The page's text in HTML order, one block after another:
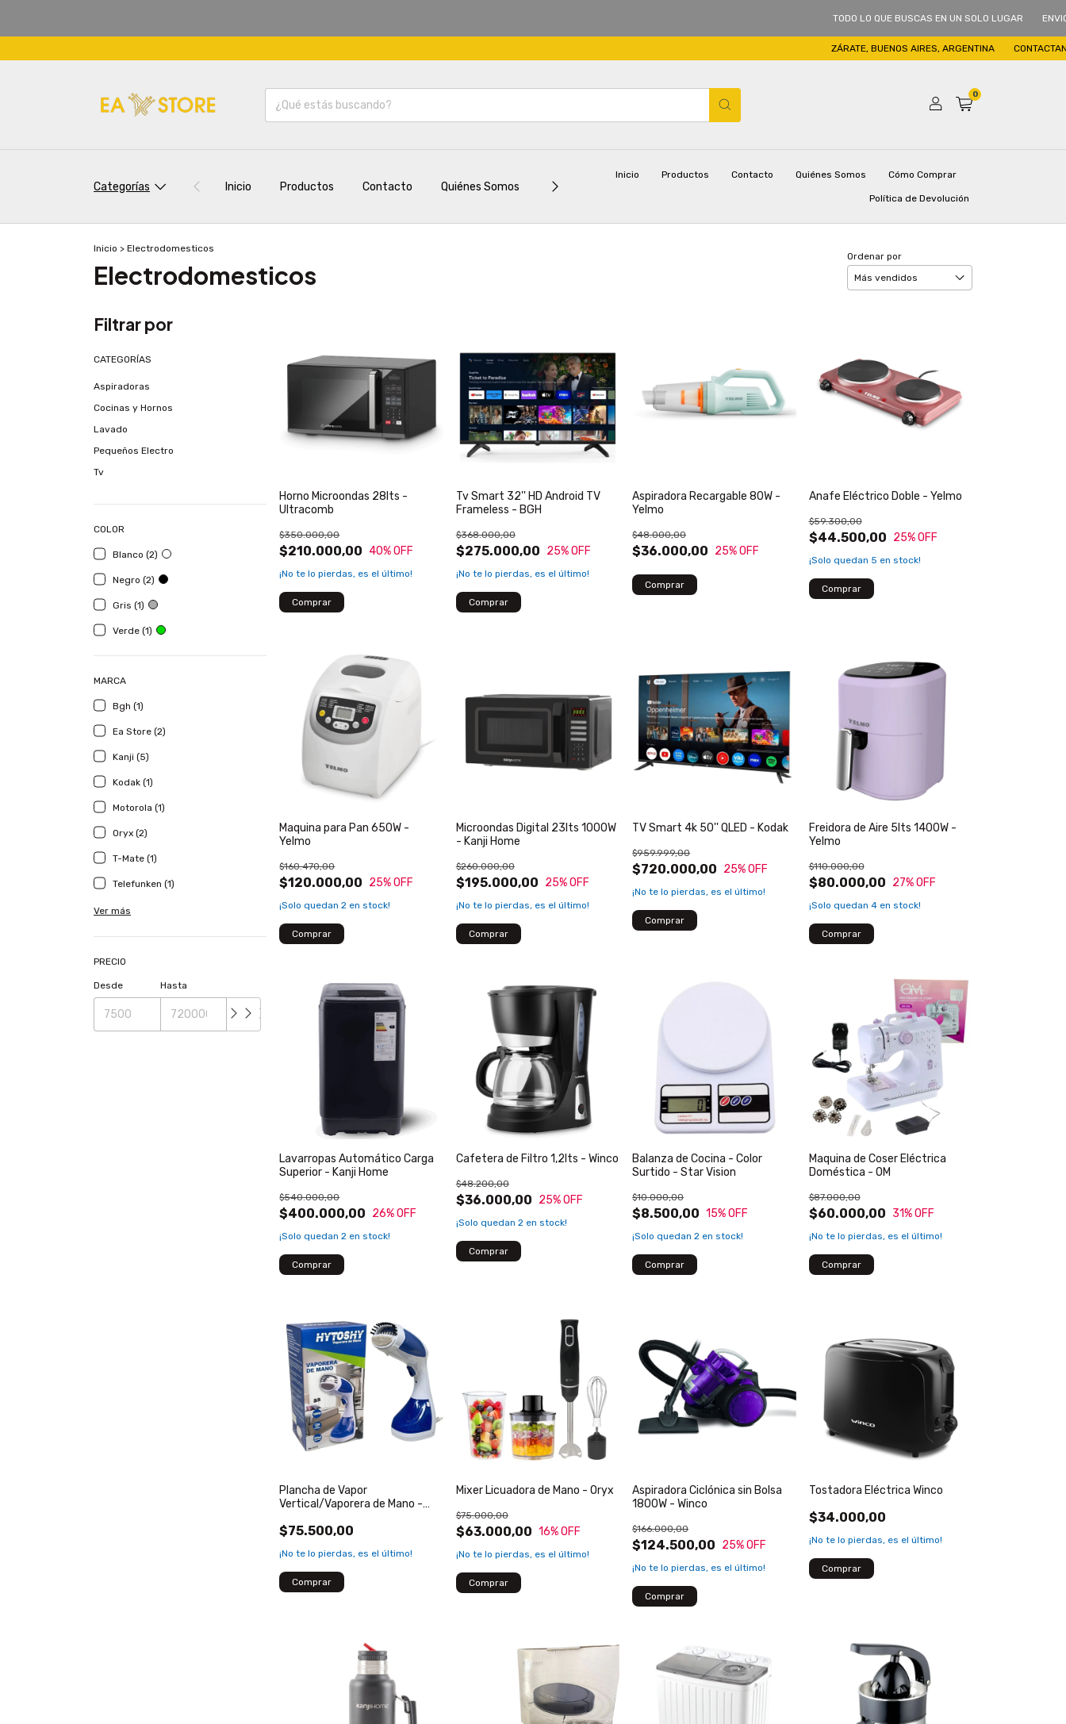
TODO LO QUE BUSCAS EN UN SOLO LUGAR ENVIOS A TODO
ZÁRATE, BUENOS AIRES, ARGENTINA CONTACTANOS 3487-
0
Categorías Inicio Productos Contacto Quiénes Somos Cómo Comprar
Inicio Productos Contacto Quiénes Somos Cómo Comprar
Política de Devolución
Inicio > Electrodomesticos
Electrodomesticos
Ordenar por
Filtrar por
CATEGORÍAS
Aspiradoras
Cocinas y Hornos
Lavado
Pequeños Electro
Tv
COLOR
Blanco (2)
Negro (2)
Gris (1)
Verde (1)
MARCA
Bgh (1)
Ea Store (2)
Kanji (5)
Kodak (1)
Motorola (1)
Oryx (2)
T-Mate (1)
Telefunken (1)
Ver más
PRECIO
Desde Hasta
Horno Microondas 28lts -
Ultracomb
$210.000,00
$350.000,00
40% OFF
¡No te lo pierdas, es el último!
Tv Smart 32'' HD Android TV
Frameless - BGH
$275.000,00
$368.000,00
25% OFF
¡No te lo pierdas, es el último!
Aspiradora Recargable 80W -
Yelmo
$36.000,00
$48.000,00
25% OFF
Anafe Eléctrico Doble - Yelmo
$44.500,00
$59.300,00
25% OFF
¡Solo quedan 5 en stock!
Maquina para Pan 650W -
Yelmo
$120.000,00
$160.470,00
25% OFF
¡Solo quedan2 en stock!
Microondas Digital 23lts 1000W
- Kanji Home
$195.000,00
$260.000,00
25% OFF
¡No te lo pierdas, es el último!
TV Smart 4k 50'' QLED - Kodak
$720.000,00
$959.999,00
25% OFF
¡No te lo pierdas, es el último!
Freidora de Aire 5lts 1400W -
Yelmo
$80.000,00
$110.000,00
27% OFF
¡Solo quedan 4en stock!
Lavarropas Automático Carga
Superior - Kanji Home
$400.000,00
$540.000,00
26% OFF
¡Solo quedan2 en stock!
Cafetera de Filtro 1,2lts - Winco
$36.000,00
$48.200,00
25% OFF
¡Solo quedan 2en stock!
Balanza de Cocina - Color
Surtido - Star Vision
$8.500,00
$10.000,00
15% OFF
¡Solo quedan2 en stock!
Maquina de Coser Eléctrica
Doméstica - OM
$60.000,00
$87.000,00
31% OFF
¡No te lo pierdas, es el último!
Plancha de Vapor
Vertical/Vaporera de Mano -
$75.500,00
¡No te lo pierdas, es el último!
Mixer Licuadora de Mano - Oryx
$63.000,00
$75.000,00
16% OFF
¡No te lo pierdas, es el último!
Aspiradora Ciclónica sin Bolsa
1800W - Winco
$124.500,00
$166.000,00
25% OFF
¡No te lo pierdas, es el último!
Tostadora Eléctrica Winco
$34.000,00
¡No te lo pierdas, es el último!